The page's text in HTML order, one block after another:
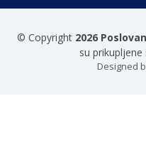
© Copyright 2026
su prikupljene
Designed